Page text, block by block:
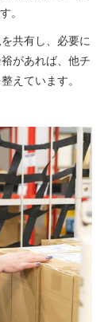
。
共有し、必要に
があれば、他チ
えています。